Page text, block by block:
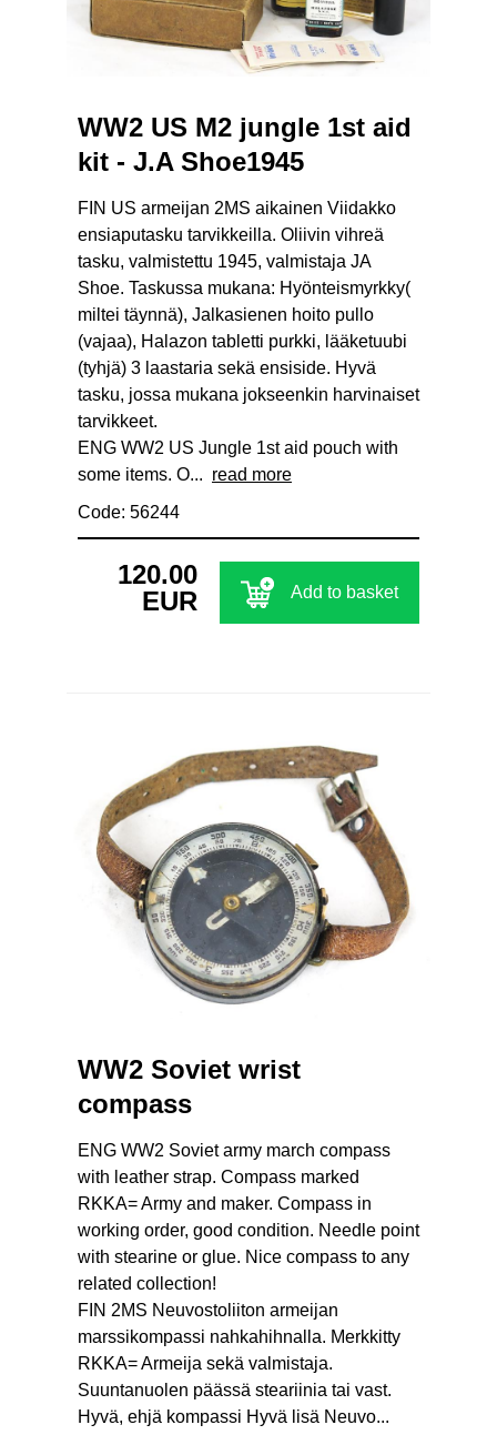
WW2 US M2 jungle 1st aid
kit - J.A Shoe1945
FIN US armeijan 2MS aikainen Viidakko
ensiaputasku tarvikkeilla. Oliivin vihreä
tasku, valmistettu 1945, valmistaja JA
Shoe. Taskussa mukana: Hyönteismyrkky(
miltei täynnä), Jalkasienen hoito pullo
(vajaa), Halazon tabletti purkki, lääketuubi
(tyhjä) 3 laastaria sekä ensiside. Hyvä
tasku, jossa mukana jokseenkin harvinaiset
tarvikkeet.
ENG WW2 US Jungle 1st aid pouch with
some items. O... read more
Code: 56244
120.00
EUR
Add to basket
WW2 Soviet wrist
compass
ENG WW2 Soviet army march compass
with leather strap. Compass marked
RKKA= Army and maker. Compass in
working order, good condition. Needle point
with stearine or glue. Nice compass to any
related collection!
FIN 2MS Neuvostoliiton armeijan
marssikompassi nahkahihnalla. Merkkitty
RKKA= Armeija sekä valmistaja.
Suuntanuolen päässä steariinia tai vast.
Hyvä, ehjä kompassi Hyvä lisä Neuvo...